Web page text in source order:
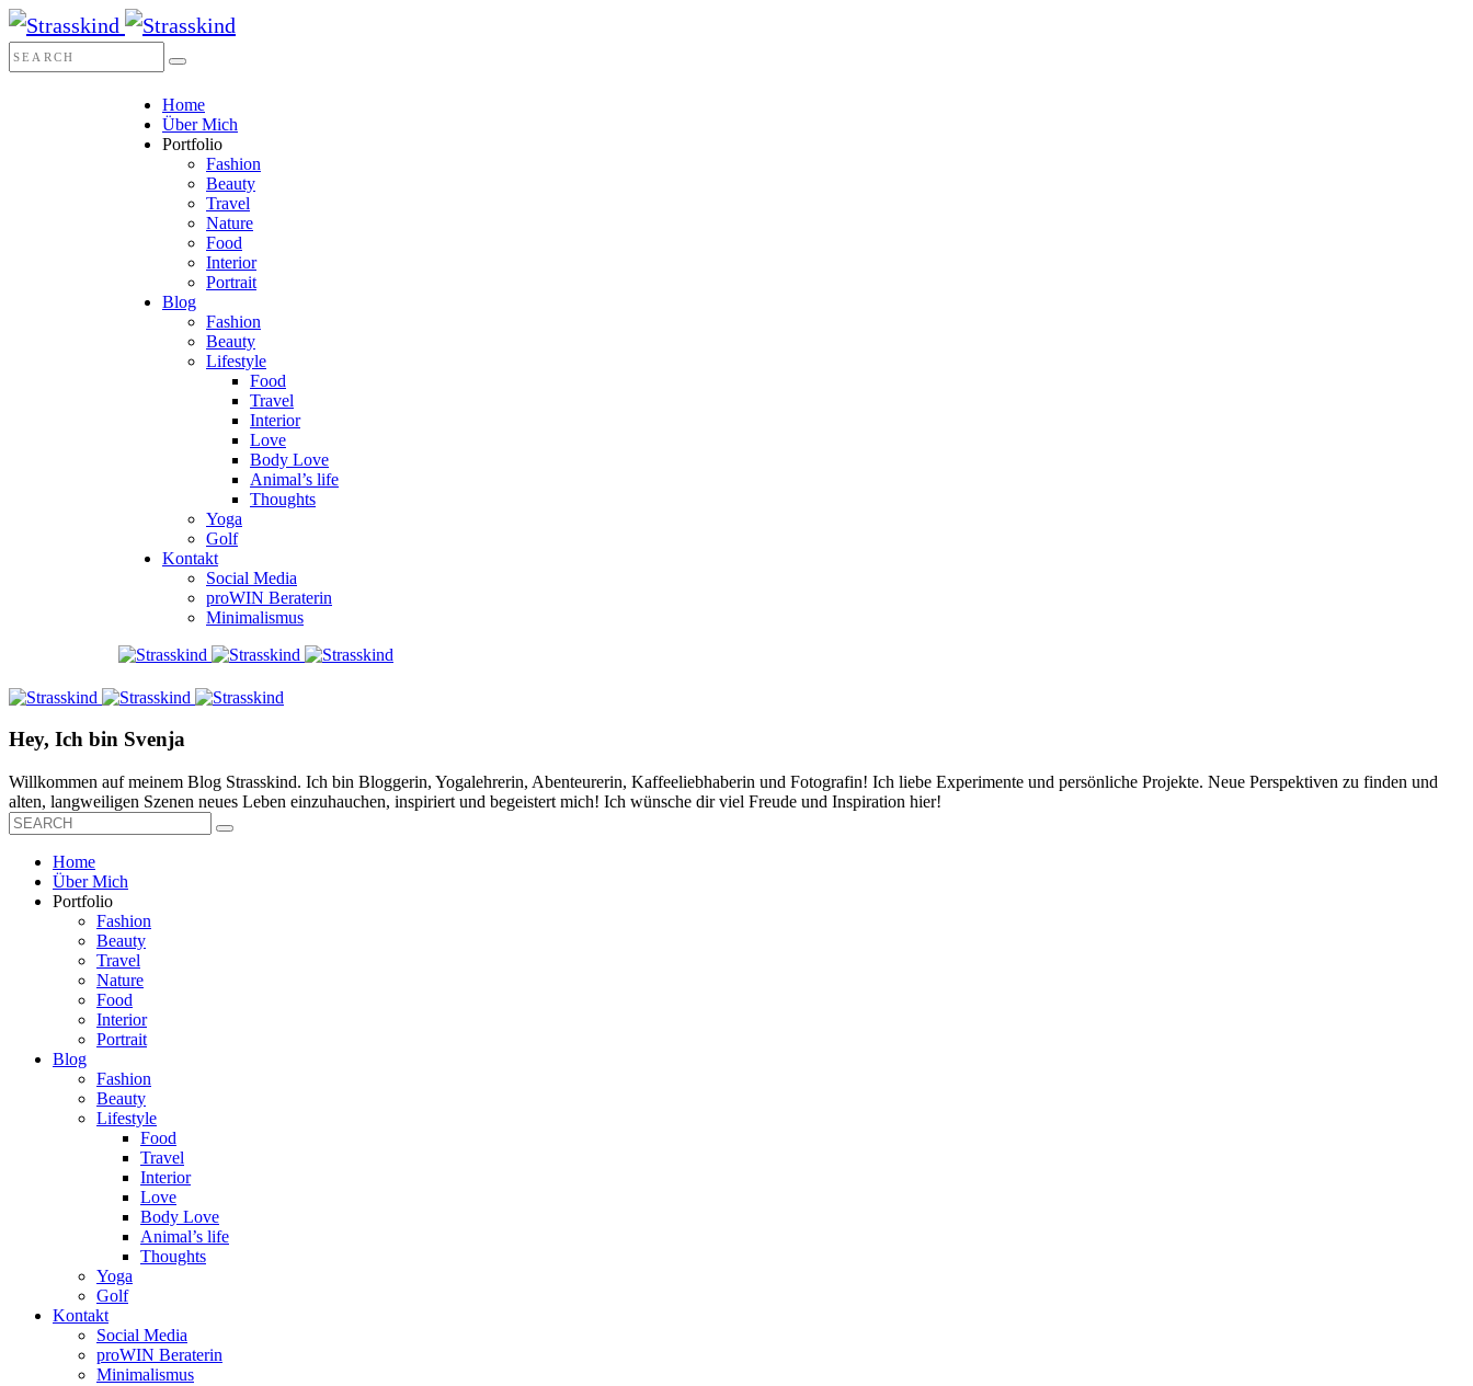
Home
Über Mich
Portfolio
Fashion
Beauty
Travel
Nature
Food
Interior
Portrait
Blog
Fashion
Beauty
Lifestyle
Food
Travel
Interior
Love
Body Love
Animal’s life
Thoughts
Yoga
Golf
Kontakt
Social Media
proWIN Beraterin
Minimalismus
Hey, Ich bin Svenja
Willkommen auf meinem Blog Strasskind. Ich bin Bloggerin, Yogalehrerin, Abenteurerin, Kaffeeliebhaberin und Fotografin! Ich liebe Experimente und persönliche Projekte. Neue Perspektiven zu finden und
alten, langweiligen Szenen neues Leben einzuhauchen, inspiriert und begeistert mich! Ich wünsche dir viel Freude und Inspiration hier!
Home
Über Mich
Portfolio
Fashion
Beauty
Travel
Nature
Food
Interior
Portrait
Blog
Fashion
Beauty
Lifestyle
Food
Travel
Interior
Love
Body Love
Animal’s life
Thoughts
Yoga
Golf
Kontakt
Social Media
proWIN Beraterin
Minimalismus